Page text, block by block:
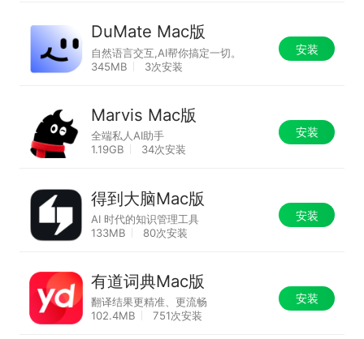
DuMate Mac版
自然语言交互,AI帮你搞定一切。
345MB
3次安装
安装
Marvis Mac版
全端私人AI助手
1.19GB
34次安装
安装
得到大脑Mac版
AI 时代的知识管理工具
133MB
80次安装
安装
有道词典Mac版
翻译结果更精准、更流畅
102.4MB
751次安装
安装